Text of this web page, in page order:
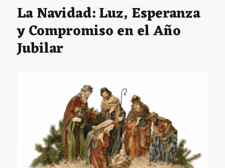
cuidando
los
enfermos
La Navidad: Luz, Esperanza
y Compromiso en el Año
Jubilar